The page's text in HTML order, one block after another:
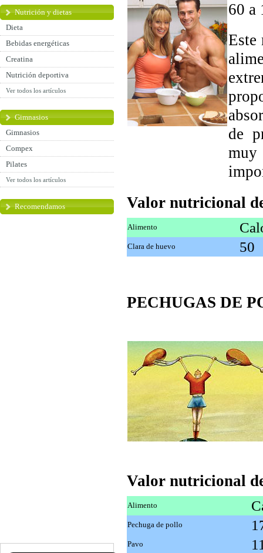
Nutrición y dietas
Dieta
Bebidas energéticas
Creatina
Nutrición deportiva
Ver todos los artículos
Gimnasios
Gimnasios
Compex
Pilates
Ver todos los artículos
Recomendamos
60 a
Este
de
Valor nutricional
Alimento
Clara de huevo 50
PECHUGAS DE
Valor nutricional
Alimento
Pechuga de pollo
Pavo